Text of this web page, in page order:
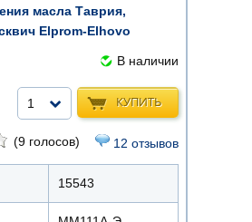
масла Таврия,
Elprom-Elhovo
В наличии
КУПИТЬ
1
(9 голосов) 12 отзывов
15543